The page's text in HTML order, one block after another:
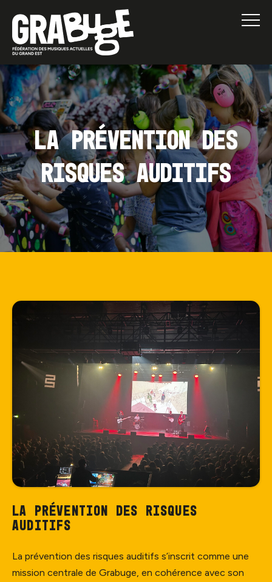
La prévention des
risques auditifs
La prévention des risques
auditifs
La prévention des risques auditifs s’inscrit comme une
mission centrale de Grabuge, en cohérence avec son